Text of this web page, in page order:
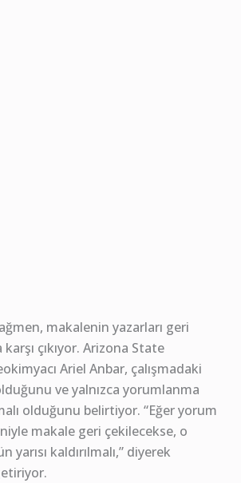
makalenin yazarları geri
çıkıyor. Arizona State
Ariel Anbar, çalışmadaki
ve yalnızca yorumlanma
olduğunu belirtiyor. “Eğer yorum
makale geri çekilecekse, o
kaldırılmalı,” diyerek